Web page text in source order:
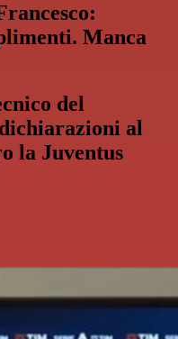
Manca
del
al
la Juventus